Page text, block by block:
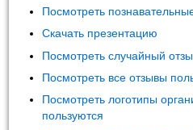
Посмотреть
Скачать презентацию
Посмотреть случайный
Посмотреть все отзывы
Посмотреть логотипы
пользуются